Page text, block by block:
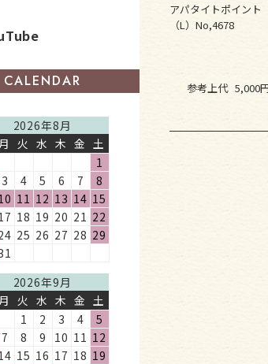
アパタイトポイント
（L）No,4678
参考上代 5,000
CALENDAR
2026年8月
月 火 水 木 金 土
1
3 4 5 6 7
8
11 12 13 14 15
18 19 20 21 22
25 26 27 28 29
2026年9月
月 火 水 木 金 土
1
2 3 4
5
7 8 9 10 11 12
15 16 17 18 19